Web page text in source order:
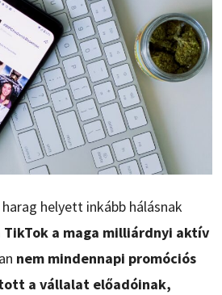
helyett inkább hálásnak
TikTok a maga milliárdnyi aktív
nem mindennapi promóciós
a vállalat előadóinak,